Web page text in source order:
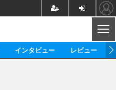
インタビュー レビュー